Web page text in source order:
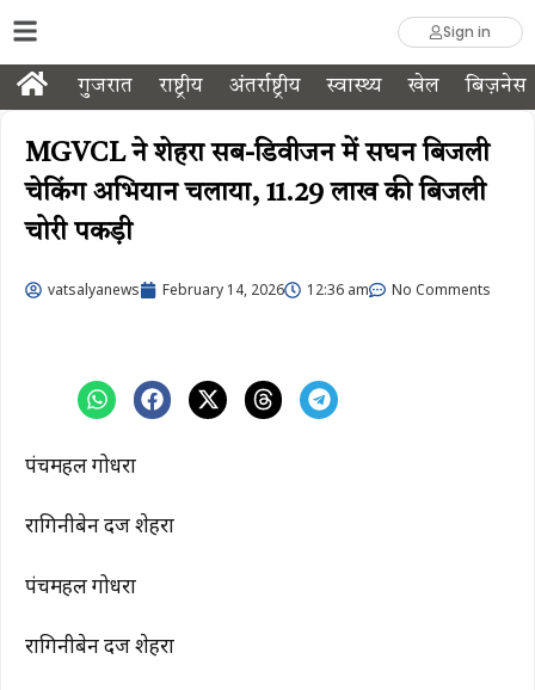
Sign in
गुजरात राष्ट्रीय अंतर्राष्ट्रीय स्वास्थ्य खेल बिज़नेस
MGVCL ने शेहरा सब-डिवीजन में सघन बिजली
चेकिंग अभियान चलाया, ₹11.29 लाख की बिजली
चोरी पकड़ी
vatsalyanews February 14, 2026 12:36 am No Comments
पंचमहल गोधरा
रागिनीबेन दर्जी शेहरा
पंचमहल गोधरा
रागिनीबेन दर्जी शेहरा